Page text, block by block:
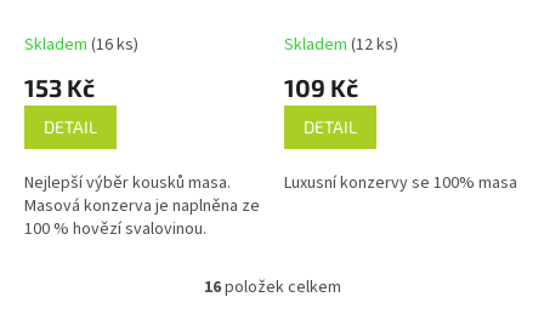
Skladem (16 ks)
153 Kč
DETAIL
Nejlepší výběr kousků masa.
Masová konzerva je naplněna ze
100 % hovězí svalovinou.
Skladem (12 ks)
109 Kč
DETAIL
Luxusní konzervy se 100% masa
O
16položek celkem